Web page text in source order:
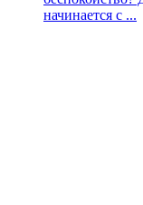
начинается с ...